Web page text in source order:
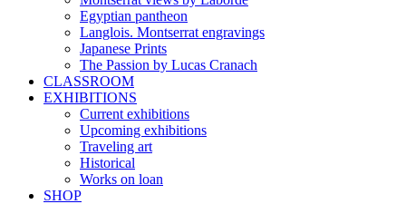
Egyptian pantheon
Langlois. Montserrat engravings
Japanese Prints
The Passion by Lucas Cranach
CLASSROOM
EXHIBITIONS
Current exhibitions
Upcoming exhibitions
Traveling art
Historical
Works on loan
SHOP